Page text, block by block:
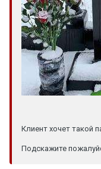
Клиент хочет такой
Подскажите